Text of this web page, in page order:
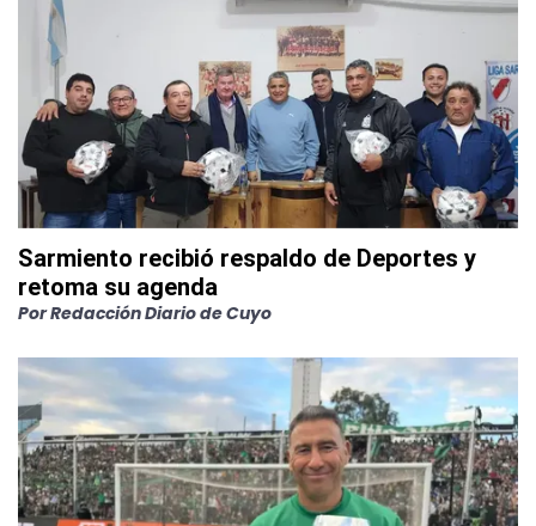
Sarmiento recibió respaldo de Deportes y
retoma su agenda
PorRedacción Diario de Cuyo